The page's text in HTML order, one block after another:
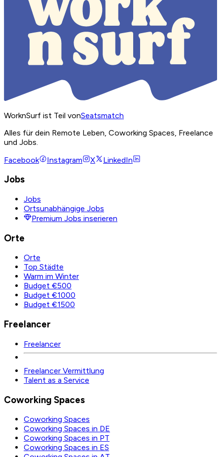
WorknSurf ist Teil vonSeatsmatch
Alles für dein Remote Leben, Coworking Spaces, Freelance
und Jobs.
Facebook
Instagram X LinkedIn
Jobs
Jobs
Ortsunabhängige Jobs
Premium Jobs inserieren
Orte
Orte
Top Städte
Warm im Winter
Budget €500
Budget €1000
Budget €1500
Freelancer
Freelancer
Freelancer Vermittlung
Talent as a Service
Coworking Spaces
Coworking Spaces
Coworking Spaces in DE
Coworking Spaces in PT
Coworking Spaces in ES